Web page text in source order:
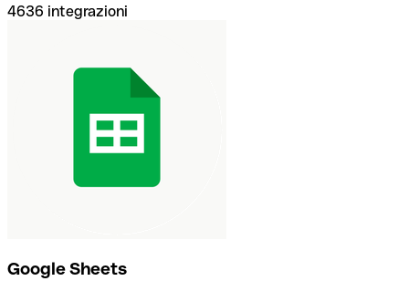
Tutte le categorie
Contabilità
Fatture ai clienti
Gestione dei team
4636 integrazioni
Google Sheets